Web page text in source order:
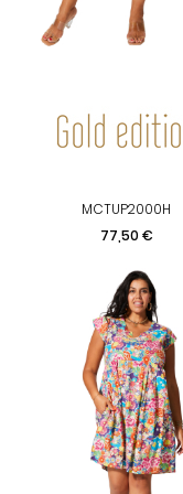
MCTUP2000H
Preis
77,50 €